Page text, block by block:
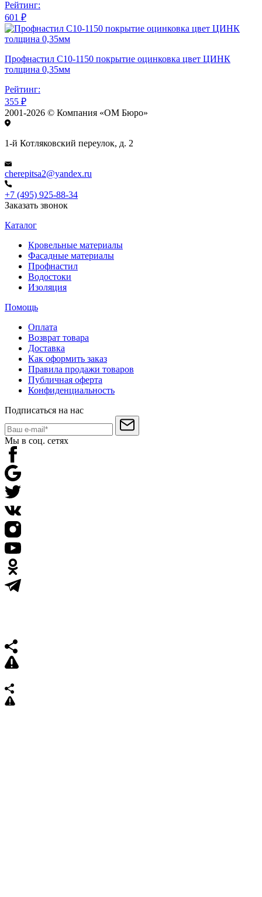
Рейтинг:
601 ₽
Профнастил С10-1150 покрытие оцинковка цвет ЦИНК
толщина 0,35мм
Рейтинг:
355 ₽
2001-2026 © Компания «ОМ Бюро»
1-й Котляковский переулок, д. 2
cherepitsa2@yandex.ru
+7 (495) 925-88-34
Заказать звонок
Каталог
Кровельные материалы
Фасадные материалы
Профнастил
Водостоки
Изоляция
Помощь
Оплата
Возврат товара
Доставка
Как оформить заказ
Правила продажи товаров
Публичная оферта
Конфиденциальность
Подписаться на нас
Мы в соц. сетях